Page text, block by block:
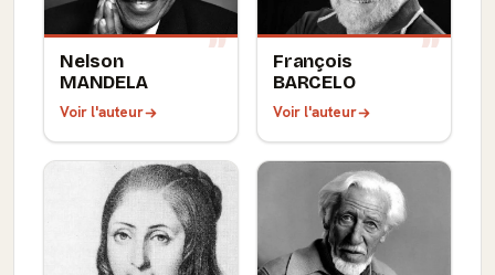
Nelson
MANDELA
Voir l'auteur
François
BARCELO
Voir l'auteur